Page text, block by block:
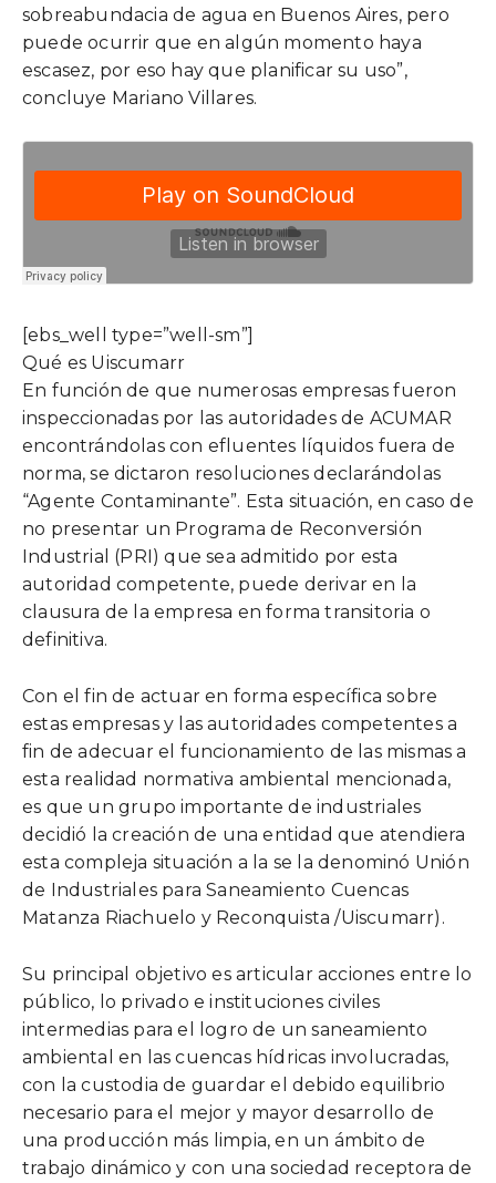
sobreabundacia de agua en Buenos Aires, pero
puede ocurrir que en algún momento haya
escasez, por eso hay que planificar su uso”,
concluye Mariano Villares.
[ebs_well type=”well-sm”]
Qué es Uiscumarr
En función de que numerosas empresas fueron
inspeccionadas por las autoridades de ACUMAR
encontrándolas con efluentes líquidos fuera de
norma, se dictaron resoluciones declarándolas
“Agente Contaminante”. Esta situación, en caso de
no presentar un Programa de Reconversión
Industrial (PRI) que sea admitido por esta
autoridad competente, puede derivar en la
clausura de la empresa en forma transitoria o
definitiva.
Con el fin de actuar en forma específica sobre
estas empresas y las autoridades competentes a
fin de adecuar el funcionamiento de las mismas a
esta realidad normativa ambiental mencionada,
es que un grupo importante de industriales
decidió la creación de una entidad que atendiera
esta compleja situación a la se la denominó Unión
de Industriales para Saneamiento Cuencas
Matanza Riachuelo y Reconquista /Uiscumarr).
Su principal objetivo es articular acciones entre lo
público, lo privado e instituciones civiles
intermedias para el logro de un saneamiento
ambiental en las cuencas hídricas involucradas,
con la custodia de guardar el debido equilibrio
necesario para el mejor y mayor desarrollo de
una producción más limpia, en un ámbito de
trabajo dinámico y con una sociedad receptora de